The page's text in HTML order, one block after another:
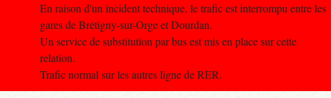
En raison d'un incident technique, le trafic est interrompu entre les
gares de Brétigny-sur-Orge et Dourdan.
Un service de substitution par bus est mis en place sur cette
relation.
Trafic normal sur les autres ligne de RER.